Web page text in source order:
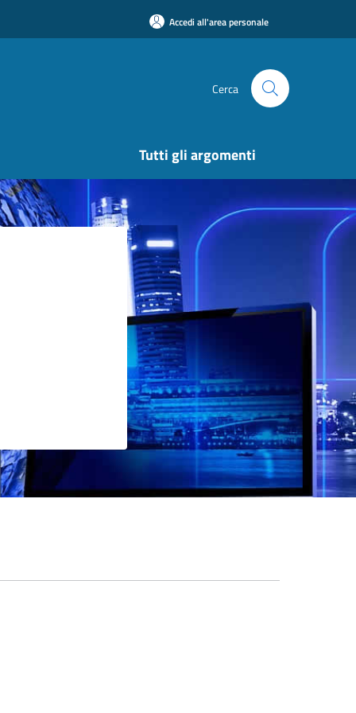
Accedi all'area personale
Cerca
Tutti gli argomenti